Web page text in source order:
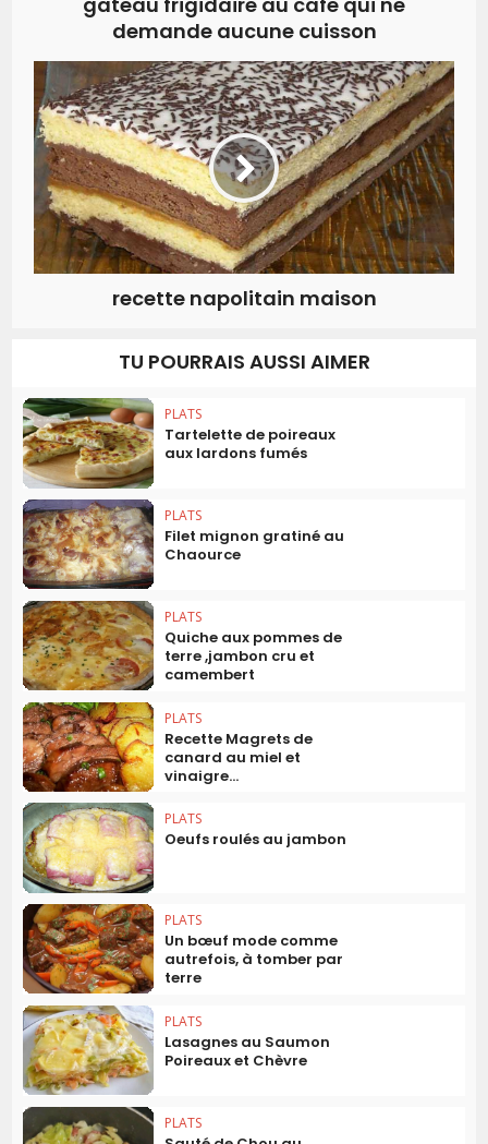
demande aucune cuisson
recette napolitain maison
TU POURRAIS AUSSI AIMER
PLATS
Tartelette de poireaux
aux lardons fumés
PLATS
Filet mignon gratiné au
Chaource
PLATS
Quiche aux pommes de
terre ,jambon cru et
camembert
PLATS
Recette Magrets de
canard au miel et
vinaigre...
PLATS
Oeufs roulés au jambon
PLATS
Un bœuf mode comme
autrefois, à tomber par
terre
PLATS
Lasagnes au Saumon
Poireaux et Chèvre
PLATS